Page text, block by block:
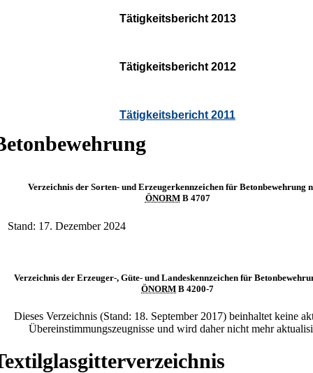
Tätigkeitsbericht 2013
Tätigkeitsbericht 2012
Tätigkeitsbericht 2011
Verzeichnis der Sorten- und Erzeugerkennzeichen für Betonbewehrung
ÖNORMB 4707
Stand: 17. Dezember 2024
Verzeichnis der Erzeuger-, Güte- und Landeskennzeichen für
ÖNORM B 4200-7
Dieses Verzeichnis (Stand: 18. September 2017) beinhaltet keine
Übereinstimmungszeugnisse und wird daher nicht mehr